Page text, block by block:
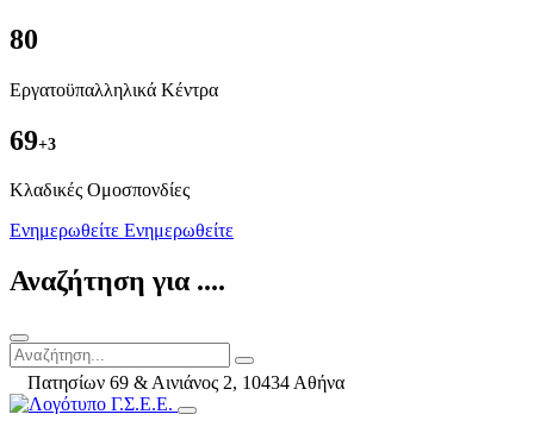
80
Εργατοϋπαλληλικά Κέντρα
69+3
Kλαδικές Ομοσπονδίες
Ενημερωθείτε Ενημερωθείτε
Αναζήτηση για ....
Πατησίων 69 & Αινιάνος 2, 10434 Αθήνα